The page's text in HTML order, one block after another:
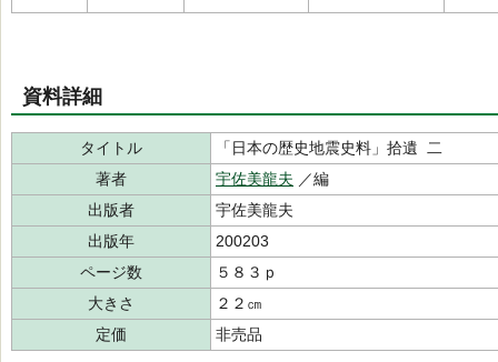
資料詳細
タイトル
「日本の歴史地震史料」拾遺 二
著者
宇佐美龍夫 ／編
出版者
宇佐美龍夫
出版年
200203
ページ数
５８３ｐ
大きさ
２２㎝
定価
非売品